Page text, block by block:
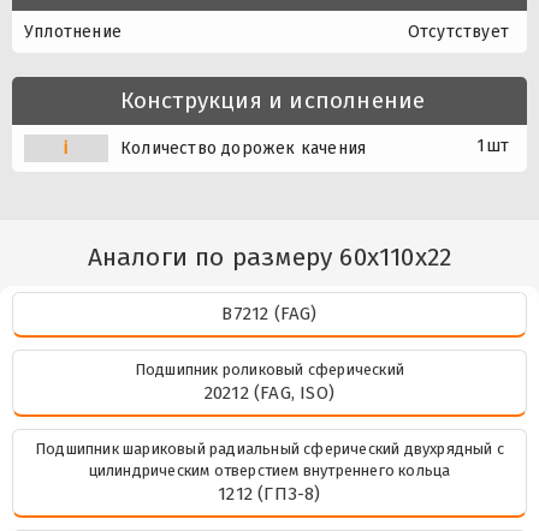
Уплотнение Отсутствует
Конструкция и исполнение
i Количество дорожек качения 1шт
Аналоги по размеру 60x110x22
B7212 (FAG)
Подшипник роликовый сферический
20212 (FAG, ISO)
Подшипник шариковый радиальный сферический двухрядный с
цилиндрическим отверстием внутреннего кольца
1212 (ГПЗ-8)